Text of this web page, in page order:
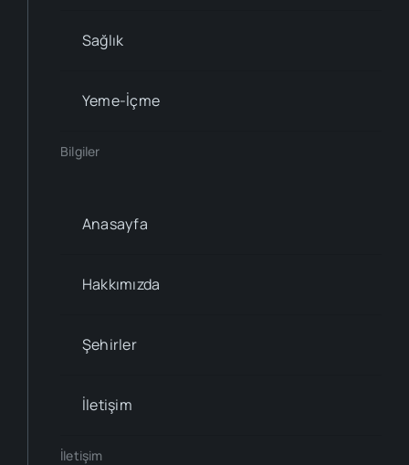
Sağlık
Yeme-İçme
Bilgiler
Anasayfa
Hakkımızda
Şehirler
İletişim
İletişim